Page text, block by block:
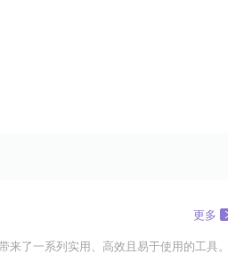
更多
来了一系列实用、高效且易于使用的工具。